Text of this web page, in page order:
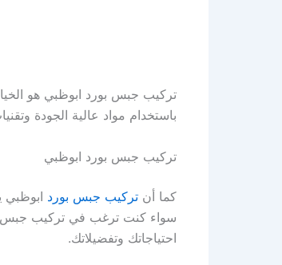
تركيب جبس بورد ابوظبي هو
باستخدام مواد عالية الجودة
تركيب جبس بورد ابوظبي
كما أن تركيب جبس بورد ابوظبي
سواء كنت ترغب في تركيب جبس
احتياجاتك وتفضيلاتك.